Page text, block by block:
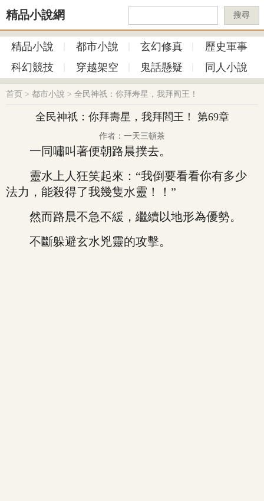
精品小說網 搜尋
精品小說 都市小說 玄幻修真
歷史軍事
科幻競技
穿越架空 鬼話懸疑 同人小說
首页 > 都市小說 > 全民神祇：你拜寿星，我拜阎王！
全民神祇：你拜壽星，我拜閻王！ 第69章
作者：一天三頓茶
一同嘯叫著便朝路晨撲去。
靈水上人狂笑起來：“我倒要看看你有多少
法力，能殺得了我幾隻水靈！！”
然而路晨不急不緩，繼續以地形為優勢。
不斷躲避玄水兇靈的攻擊。